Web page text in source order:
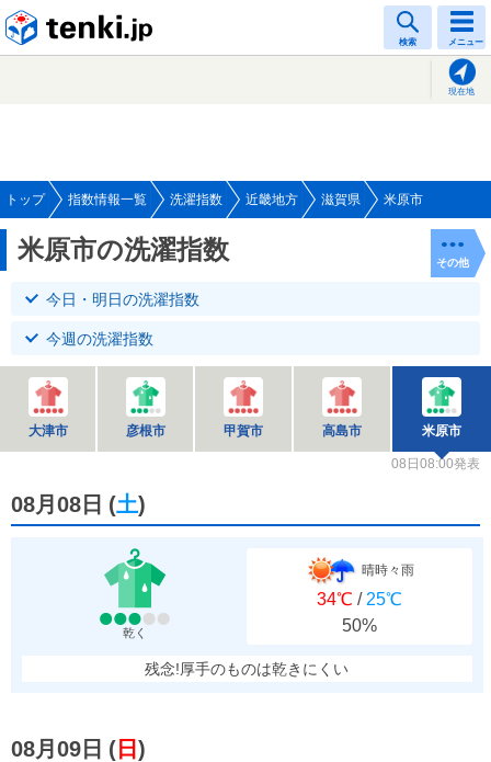
検索 メニュー
現在地
トップ 指数情報一覧 洗濯指数 近畿地方 滋賀県 米原市
米原市の洗濯指数 その他
今日・明日の洗濯指数
今週の洗濯指数
大津市 彦根市 甲賀市 高島市 米原市
08日08:00発表
08月08日 (土)
乾く
晴時々雨
34℃ / 25℃
50%
残念!厚手のものは乾きにくい
08月09日 ( 日 )